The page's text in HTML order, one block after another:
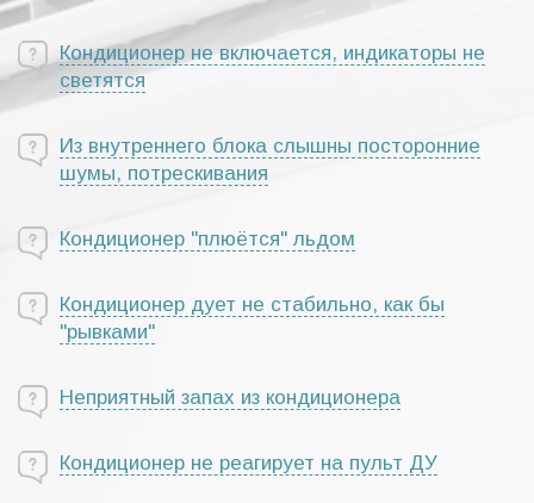
Кондиционер не включается, индикаторы не
светятся
Из внутреннего блока слышны посторонние
шумы, потрескивания
Кондиционер "плюётся" льдом
Кондиционер дует не стабильно, как бы
"рывками"
Неприятный запах из кондиционера
Кондиционер не реагирует на пульт ДУ